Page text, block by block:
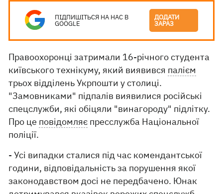
ПІДПИШІТЬСЯ НА НАС В
GOOGLE
ДОДАТИ
ЗАРАЗ
Правоохоронці затримали 16-річного студента
київського технікуму, який виявився палієм
трьох відділень Укрпошти у столиці.
"Замовниками" підпалів виявилися російські
спецслужби, які обіцяли "винагороду" підлітку.
Про це повідомляє пресслужба Національної
поліції.
- Усі випадки сталися під час комендантської
години, відповідальність за порушення якої
законодавством досі не передбачено. Юнак